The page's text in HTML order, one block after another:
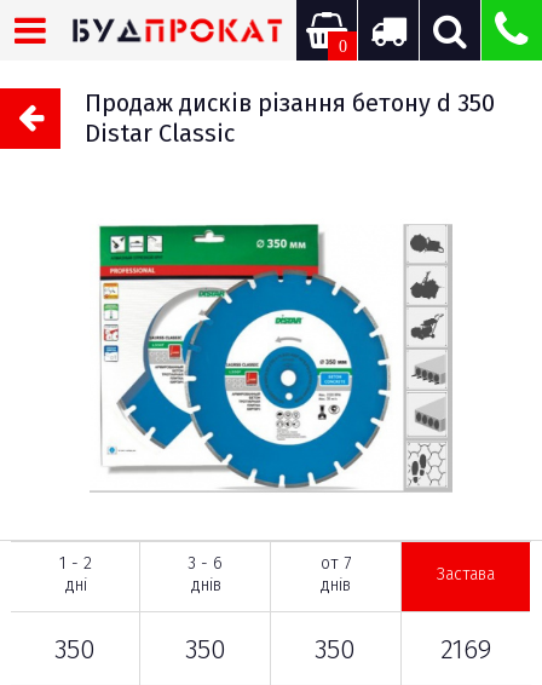
0
Продаж дисків різання бетону d 350
Distar Classic
1 - 2
дні
350
3 - 6
днів
350
от 7
днів
350
Застава
2169